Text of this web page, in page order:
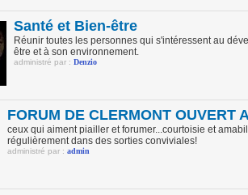
Santé et Bien-être
Réunir toutes les personnes qui s'intéressent au
être et à son environnement.
administré par : Denzio
FORUM DE CLERMONT OUVERT
ceux qui aiment piailler et forumer...courtoisie et
régulièrement dans des sorties conviviales!
administré par : admin